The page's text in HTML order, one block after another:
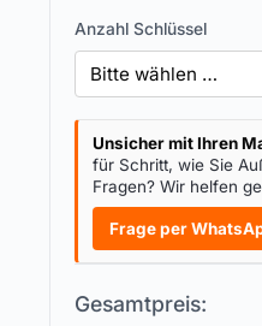
Anzahl Schlüssel
Unsicher mit Ihren
für Schritt, wie Sie
Fragen? Wir helfen
Frage per
Gesamtpreis: